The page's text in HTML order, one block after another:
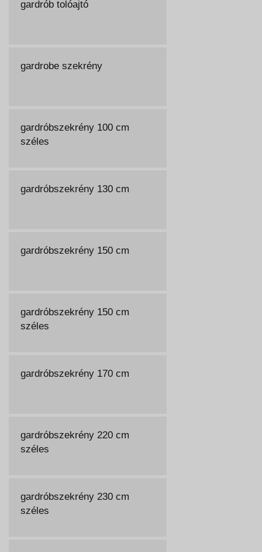
gardrób tolóajtó
gardrobe szekrény
gardróbszekrény 100 cm
széles
gardróbszekrény 130 cm
gardróbszekrény 150 cm
gardróbszekrény 150 cm
széles
gardróbszekrény 170 cm
gardróbszekrény 220 cm
széles
gardróbszekrény 230 cm
széles